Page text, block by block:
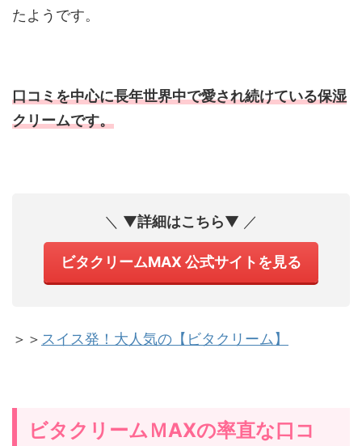
たようです。
口コミを中心に長年世界中で愛され続けている保湿
クリームです。
＼ ▼詳細はこちら▼ ／
ビタクリームMAX 公式サイトを見る
＞＞ スイス発！大人気の【ビタクリーム】
ビタクリームＭAXの率直な口コ